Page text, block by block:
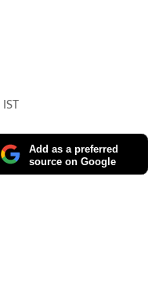
IST
Add as a preferred
source on Google